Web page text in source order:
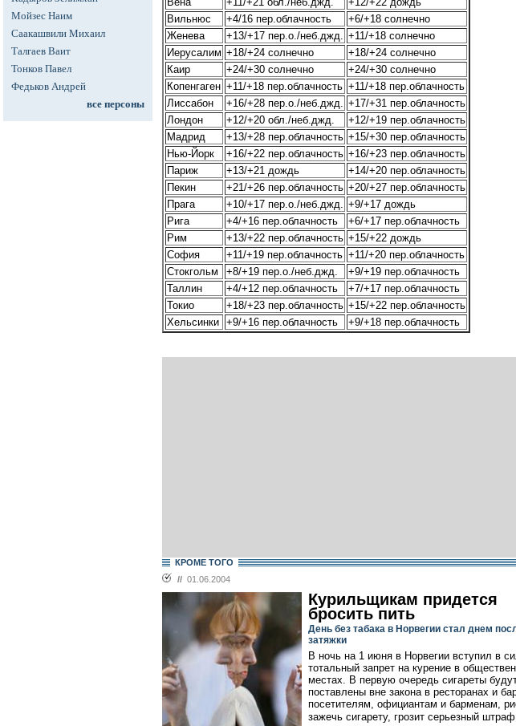
Мойзес Наим
Саакашвили Михаил
Талгаев Ваит
Тонков Павел
Федьков Андрей
все персоны
Вильнюс
+4/16 пер.облачность
+6/+18 солнечно
Женева
+13/+17 пер.о./неб.джд. +11/+18 солнечно
Иерусалим +18/+24 солнечно
+18/+24 солнечно
Каир
+24/+30 солнечно
+24/+30 солнечно
Копенгаген +11/+18 пер.облачность +11/+18 пер.облачность
Лиссабон
+16/+28 пер.о./неб.джд. +17/+31 пер.облачность
Лондон
+12/+20 обл./неб.джд.
+12/+19 пер.облачность
Мадрид
+13/+28 пер.облачность +15/+30 пер.облачность
Нью-Йорк
+16/+22 пер.облачность +16/+23 пер.облачность
Париж
+13/+21 дождь
+14/+20 пер.облачность
Пекин
+21/+26 пер.облачность +20/+27 пер.облачность
Прага
+10/+17 пер.о./неб.джд. +9/+17 дождь
Рига
+4/+16 пер.облачность
+6/+17 пер.облачность
Рим
+13/+22 пер.облачность +15/+22 дождь
София
+11/+19 пер.облачность +11/+20 пер.облачность
Стокгольм
+8/+19 пер.о./неб.джд.
+9/+19 пер.облачность
Таллин
+4/+12 пер.облачность
+7/+17 пер.облачность
Токио
+18/+23 пер.облачность +15/+22 пер.облачность
Хельсинки +9/+16 пер.облачность +9/+18 пер.облачность
КРОМЕ ТОГО
// 01.06.2004
Курильщикам придется
бросить пить
День без табака в Норвегии стал днем
затяжки
В ночь на 1 июня в Норвегии вступил в
тотальный запрет на курение в
местах. В первую очередь сигареты
поставлены вне закона в ресторанах и
посетителям, официантам и барменам,
зажечь сигарету, грозит серьезный